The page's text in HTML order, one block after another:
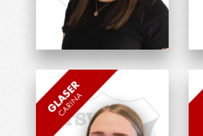
Alexandra Göppel
Übungsleiterin